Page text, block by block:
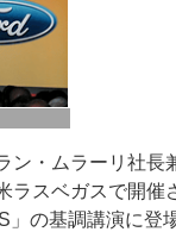
・ムラーリ社長
ラスベガスで開催
」の基調講演に登